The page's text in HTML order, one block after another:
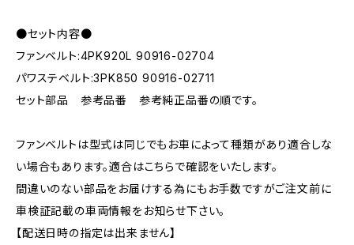
●セット内容●
ファンベルト:4PK920L 90916-02704
パワステベルト:3PK850 90916-02711
セット部品 参考品番 参考純正品番の順です。
ファンベルトは型式は同じでもお車によって種類があり適合しな
い場合もあります。適合はこちらで確認をいたします。
間違いのない部品をお届けする為にもお手数ですがご注文前に
車検証記載の車両情報をお知らせ下さい。
【配送日時の指定は出来ません】